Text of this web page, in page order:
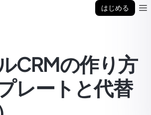
はじめる
CRMの作り方
レートと代替